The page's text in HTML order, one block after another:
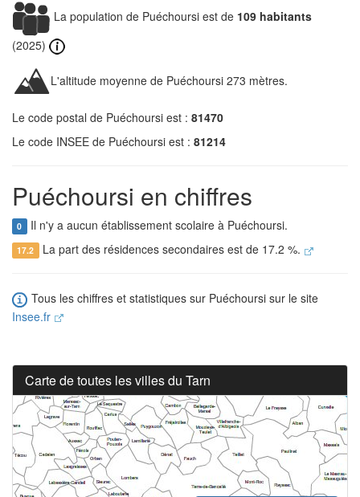
La population de Puéchoursi est de 109 habitants
(2025)
L'altitude moyenne de Puéchoursi 273 mètres.
Le code postal de Puéchoursi est : 81470
Le code INSEE de Puéchoursi est : 81214
Puéchoursi en chiffres
0 Il n'y a aucun établissement scolaire à Puéchoursi.
17.2 La part des résidences secondaires est de 17.2 %.
Tous les chiffres et statistiques sur Puéchoursi sur le site
Insee.fr
Carte de toutes les villes du Tarn